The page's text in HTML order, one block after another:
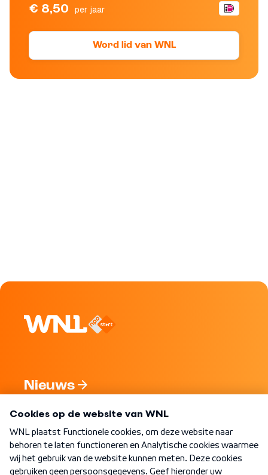
€ 8,50 per jaar
Word lid van WNL
Nieuws
Nieuwsbrief
Word Lid